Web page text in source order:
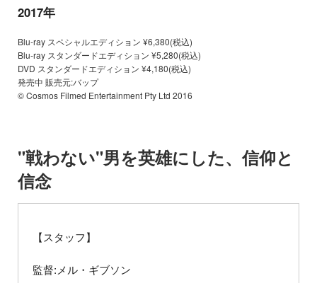
2017年
Blu-ray スペシャルエディション ¥6,380(税込)
Blu-ray スタンダードエディション ¥5,280(税込)
DVD スタンダードエディション ¥4,180(税込)
発売中 販売元:バップ
© Cosmos Filmed Entertainment Pty Ltd 2016
"戦わない"男を英雄にした、信仰と
信念
【スタッフ】
監督:メル・ギブソン